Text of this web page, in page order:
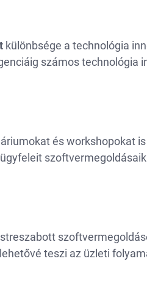
különbsége a technológia
számos technológia
és workshopokat
szoftvermegoldásaik
teszi az üzleti